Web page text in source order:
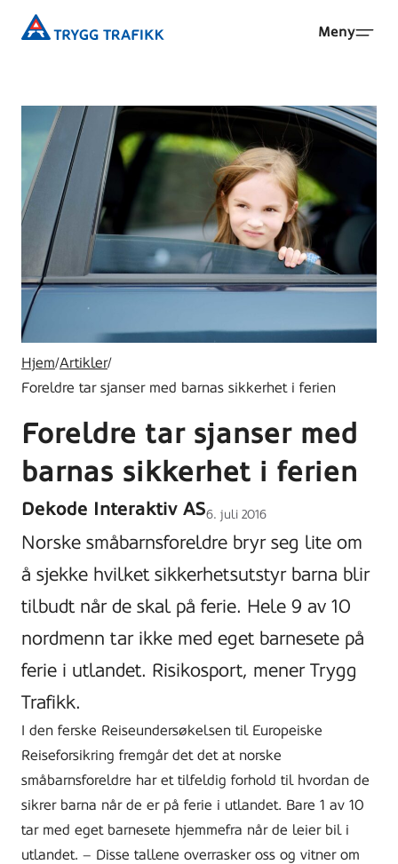
Trygg
Meny
Hjem/Artikler/
Foreldre tar sjanser med barnas sikkerhet i ferien
Foreldre tar sjanser med
barnas sikkerhet i ferien
Dekode Interaktiv ASLagt
på
6. juli 2016
Norske småbarnsforeldre bryr seg lite om
å sjekke hvilket sikkerhetsutstyr barna blir
tilbudt når de skal på ferie. Hele 9 av 10
nordmenn tar ikke med eget barnesete på
ferie i utlandet. Risikosport, mener Trygg
Trafikk.
I den ferske Reiseundersøkelsen til Europeiske
Reiseforsikring fremgår det det at norske
småbarnsforeldre har et tilfeldig forhold til hvordan de
sikrer barna når de er på ferie i utlandet. Bare 1 av 10
tar med eget barnesete hjemmefra når de leier bil i
utlandet. – Disse tallene overrasker oss og vitner om